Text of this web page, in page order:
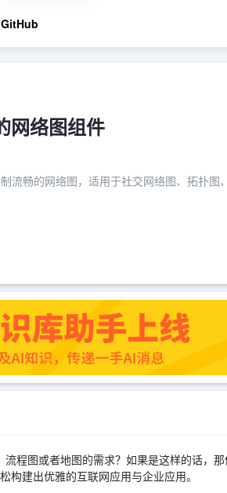
GitHub
网络图组件
流畅的网络图，适用于社交网络图、拓扑图
程图或者地图的需求？如果是这样的话，
建出优雅的互联网应用与企业应用。